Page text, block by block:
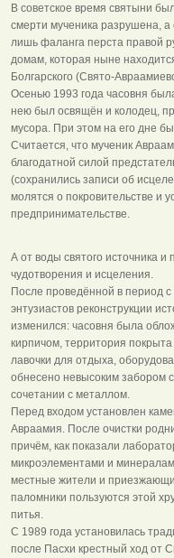
В советское время святыни
смерти мученика разрушена,
лишь фаланга перста правой
домам, которая ныне
Болгарского (Свято-
Осенью 1993 года часовня
нею был освящён и колодец,
мусора. При этом на его дне
Считается, что мученик
благодатной силой
(сохранились записи об
молятся о покровительстве и
предпринимательстве.
А от воды святого источника
чудотворения и исцеления.
После проведённой в период
энтузиастов реконструкции
изменился: часовня была
кирпичом, территория
лавочки для отдыха,
обнесено невысоким забором
сочетании с металлом.
Перед входом установлен
Авраамия. После очистки
причём, как показали
микроэлементами и
местные жители и
паломники пользуются этой
питья.
C 1989 года установилась
после Пасхи крестный ход от